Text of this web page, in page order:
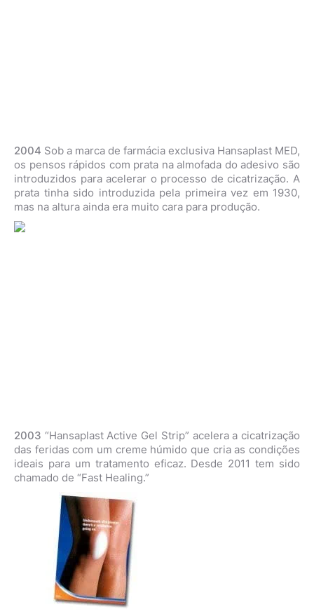
2004 Sob a marca de farmácia exclusiva Hansaplast MED,
os pensos rápidos com prata na almofada do adesivo são
introduzidos para acelerar o processo de cicatrização. A
prata tinha sido introduzida pela primeira vez em 1930,
mas na altura ainda era muito cara para produção.
2003 “Hansaplast Active Gel Strip” acelera a cicatrização
das feridas com um creme húmido que cria as condições
ideais para um tratamento eficaz. Desde 2011 tem sido
chamado de “Fast Healing.”